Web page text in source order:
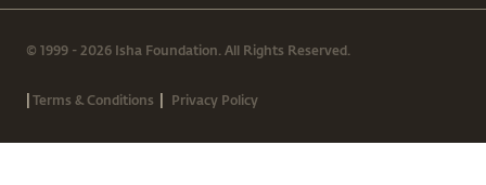
© 1999 - 2026 Isha Foundation. All Rights Reserved.
|Terms & Conditions | Privacy Policy